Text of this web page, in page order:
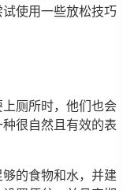
使用一些放松技巧
厕所时，他们也会
很自然且有效的表
的食物和水，并建